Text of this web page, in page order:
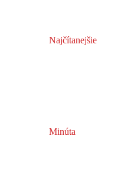
Najčítanejšie
Minúta